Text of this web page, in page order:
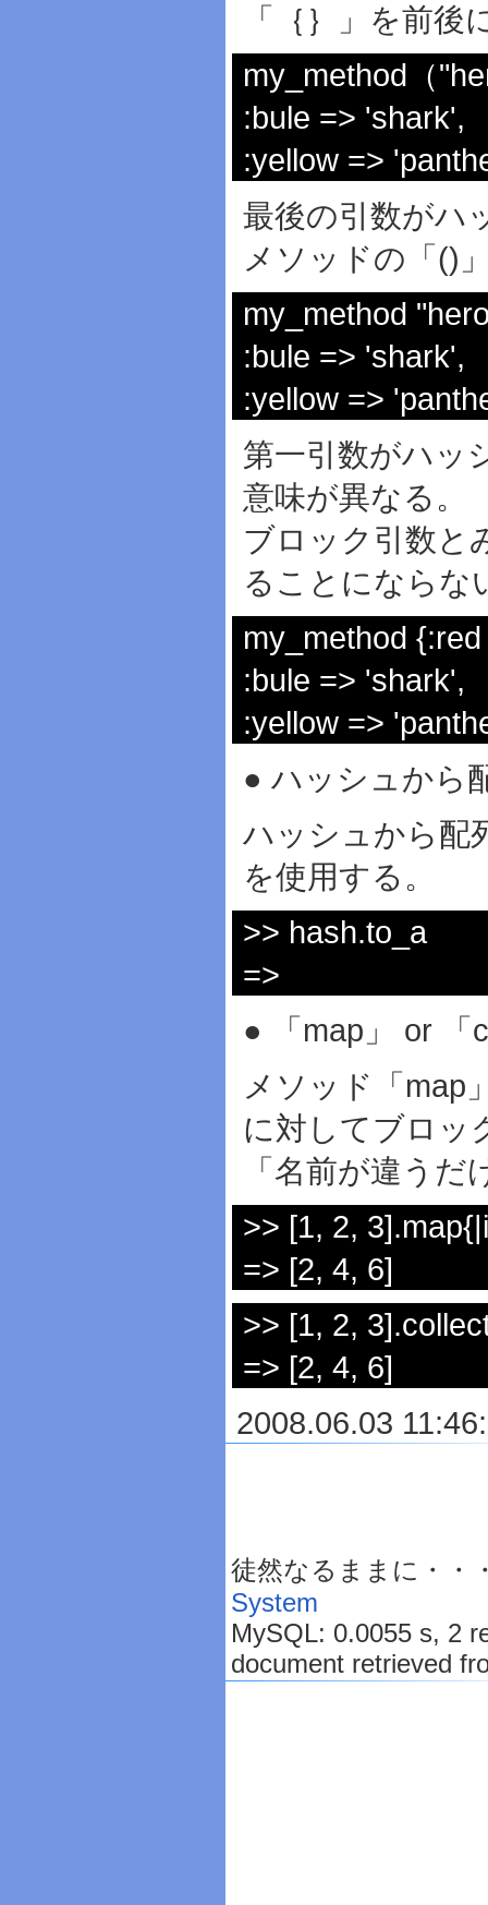
「｛｝」を前後
my_method（
:bule => 'shark',
:yellow =>
最後の引数がハ
メソッドの「()
my_method
:bule => 'shark',
:yellow =>
第一引数がハッ
意味が異なる。
ブロック引数と
ることにならな
my_method
:bule => 'shark',
:yellow =>
● ハッシュから
ハッシュから配
を使用する。
>> hash.to_a
=>
● 「map」 or 「
メソッド「map
に対してブロッ
「名前が違う
>> [1, 2,
=> [2, 4, 6]
>> [1, 2,
=> [2, 4, 6]
2008.06.03
徒然なるままに・・
System
MySQL: 0.0055 s, 2
document retrieved